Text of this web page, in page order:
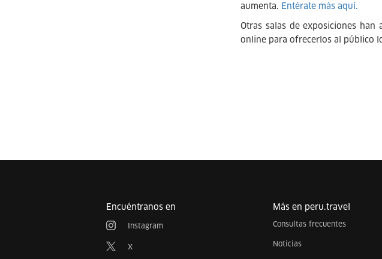
aumenta. Entérate más aquí.
Otras salas de exposiciones
online para ofrecerlos al público
Encuéntranos en
Instagram
X
Más en peru.travel
Consultas frecuentes
Noticias